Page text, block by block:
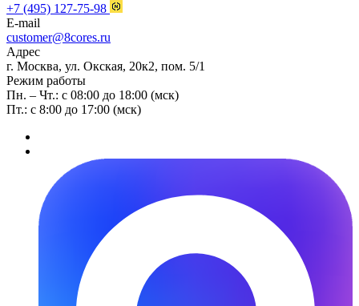
+7 (495) 127-75-98
E-mail
customer@8cores.ru
Адрес
г. Москва, ул. Окская, 20к2, пом. 5/1
Режим работы
Пн. – Чт.: с 08:00 до 18:00 (мск)
Пт.: с 8:00 до 17:00 (мск)